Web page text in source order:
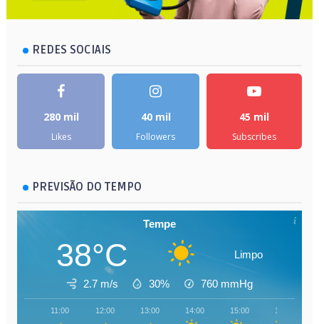
REDES SOCIAIS
280 mil
Likes
40 mil
Followers
45 mil
Subscribes
PREVISÃO DO TEMPO
Tempe
38°C Limpo
2.7 m/s 30% 760 mmHg
11:00 12:00 13:00 14:00 15:00 16:00